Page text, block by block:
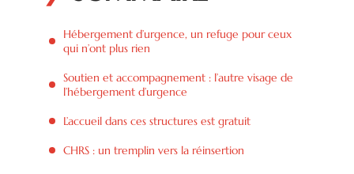
Hébergement d’urgence, un refuge pour ceux
qui n’ont plus rien
Soutien et accompagnement : l’autre visage de
l’hébergement d’urgence
L’accueil dans ces structures est gratuit
CHRS : un tremplin vers la réinsertion